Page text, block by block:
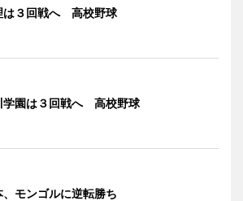
は３回戦へ 高校野球
学園は３回戦へ 高校野球
、モンゴルに逆転勝ち